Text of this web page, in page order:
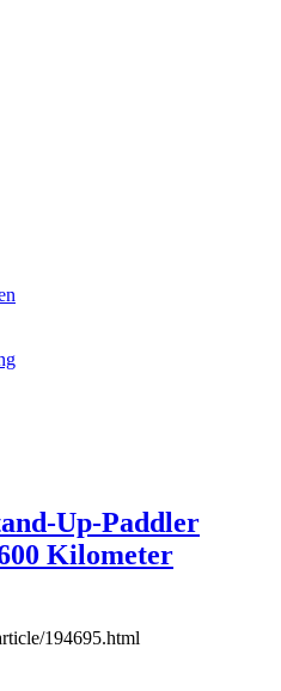
Up-Paddler
Kilometer
194695.html